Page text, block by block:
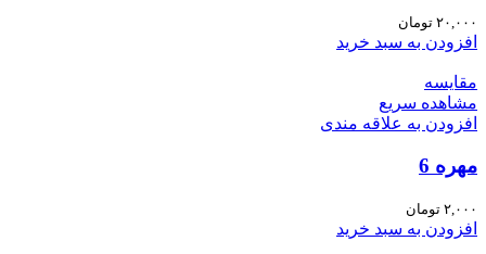
۲۰,۰۰۰ تومان
افزودن به سبد خرید
مقایسه
مشاهده سریع
افزودن به علاقه مندی
مهره 6
۲,۰۰۰ تومان
افزودن به سبد خرید